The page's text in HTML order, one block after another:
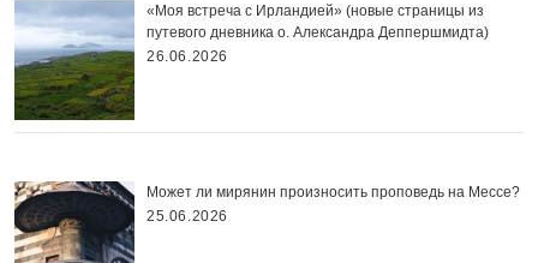
«Моя встреча с Ирландией» (новые страницы из
путевого дневника о. Александра Деппершмидта)
26.06.2026
Может ли мирянин произносить проповедь на Мессе?
25.06.2026